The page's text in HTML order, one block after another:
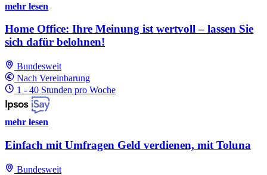
mehr lesen
Home Office: Ihre Meinung ist wertvoll – lassen Sie
sich dafür belohnen!
Bundesweit
Nach Vereinbarung
1 - 40 Stunden pro Woche
mehr lesen
Einfach mit Umfragen Geld verdienen, mit Toluna
Bundesweit